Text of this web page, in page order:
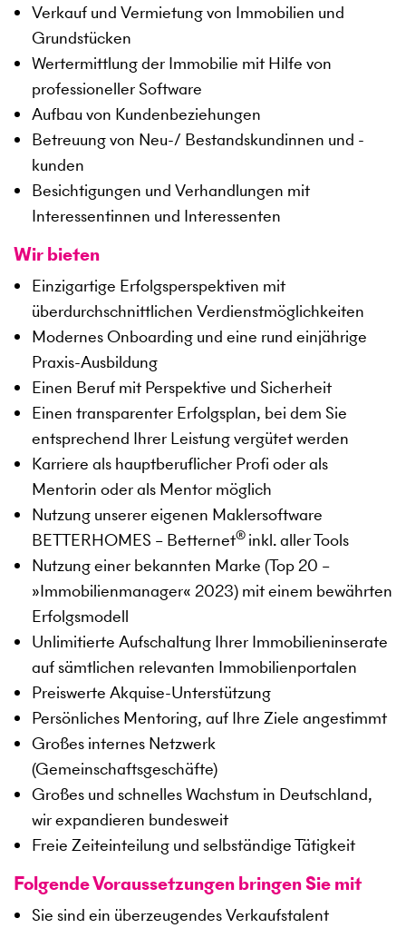
Verkauf und Vermietung von Immobilien und
Grundstücken
Wertermittlung der Immobilie mit Hilfe von
professioneller Software
Aufbau von Kundenbeziehungen
Betreuung von Neu-/ Bestandskundinnen und -
kunden
Besichtigungen und Verhandlungen mit
Interessentinnen und Interessenten
Wir bieten
Einzigartige Erfolgsperspektiven mit
überdurchschnittlichen Verdienstmöglichkeiten
Modernes Onboarding und eine rund einjährige
Praxis-Ausbildung
Einen Beruf mit Perspektive und Sicherheit
Einen transparenter Erfolgsplan, bei dem Sie
entsprechend Ihrer Leistung vergütet werden
Karriere als hauptberuflicher Profi oder als
Mentorin oder als Mentor möglich
Nutzung unserer eigenen Maklersoftware
BETTERHOMES – Betternet® inkl. aller Tools
Nutzung einer bekannten Marke (Top 20 –
»Immobilienmanager« 2023) mit einem bewährten
Erfolgsmodell
Unlimitierte Aufschaltung Ihrer Immobilieninserate
auf sämtlichen relevanten Immobilienportalen
Preiswerte Akquise-Unterstützung
Persönliches Mentoring, auf Ihre Ziele angestimmt
Großes internes Netzwerk
(Gemeinschaftsgeschäfte)
Großes und schnelles Wachstum in Deutschland,
wir expandieren bundesweit
Freie Zeiteinteilung und selbständige Tätigkeit
Folgende Voraussetzungen bringen Sie mit
Sie sind ein überzeugendes Verkaufstalent